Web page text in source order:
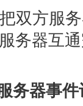
双方服
务器互
务器事